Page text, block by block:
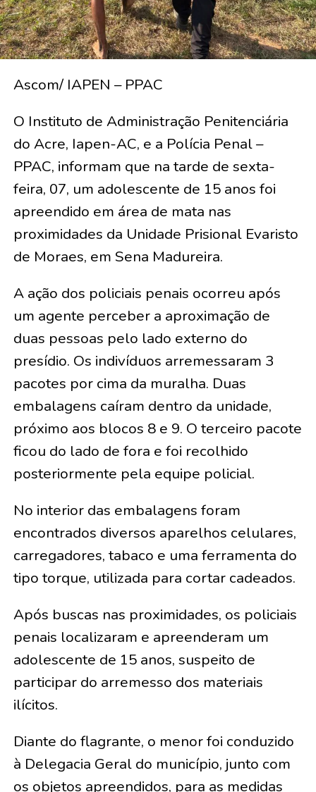
Ascom/ IAPEN – PPAC
O Instituto de Administração Penitenciária
do Acre, Iapen-AC, e a Polícia Penal –
PPAC, informam que na tarde de sexta-
feira, 07, um adolescente de 15 anos foi
apreendido em área de mata nas
proximidades da Unidade Prisional Evaristo
de Moraes, em Sena Madureira.
A ação dos policiais penais ocorreu após
um agente perceber a aproximação de
duas pessoas pelo lado externo do
presídio. Os indivíduos arremessaram 3
pacotes por cima da muralha. Duas
embalagens caíram dentro da unidade,
próximo aos blocos 8 e 9. O terceiro pacote
ficou do lado de fora e foi recolhido
posteriormente pela equipe policial.
No interior das embalagens foram
encontrados diversos aparelhos celulares,
carregadores, tabaco e uma ferramenta do
tipo torque, utilizada para cortar cadeados.
Após buscas nas proximidades, os policiais
penais localizaram e apreenderam um
adolescente de 15 anos, suspeito de
participar do arremesso dos materiais
ilícitos.
Diante do flagrante, o menor foi conduzido
à Delegacia Geral do município, junto com
os objetos apreendidos, para as medidas